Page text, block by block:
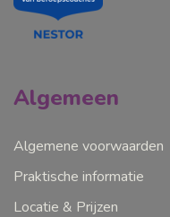
Algemeen
Algemene voorwaarden
Praktische informatie
Locatie & Prijzen